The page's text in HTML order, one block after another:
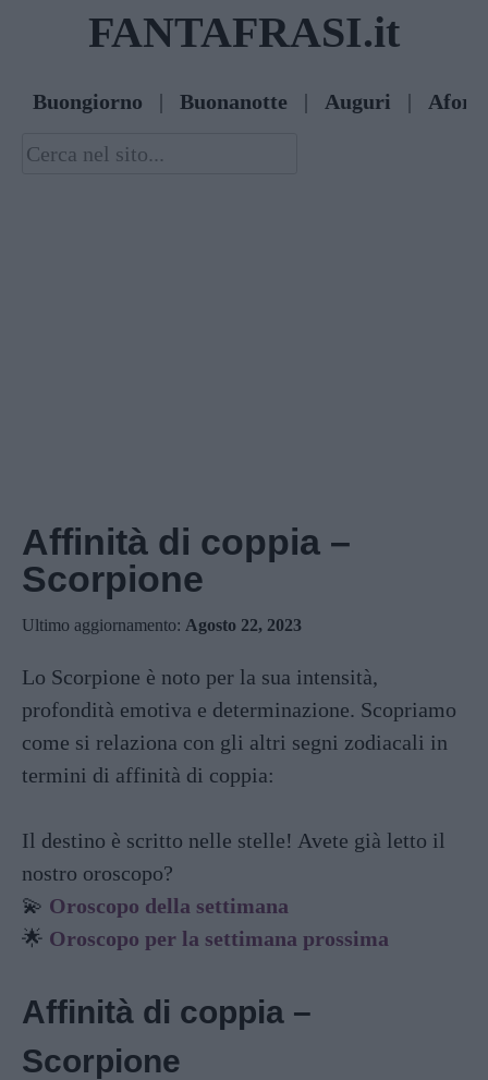
FANTAFRASI.it
Buongiorno | Buonanotte | Auguri |
Affinità di coppia –
Scorpione
Ultimo aggiornamento: Agosto 22, 2023
Lo Scorpione è noto per la sua intensità,
profondità emotiva e determinazione. Scopriamo
come si relaziona con gli altri segni zodiacali in
termini di affinità di coppia:
Il destino è scritto nelle stelle! Avete già letto il
nostro oroscopo?
💫 Oroscopo della settimana
🌟 Oroscopo per la settimana prossima
Affinità di coppia –
Scorpione